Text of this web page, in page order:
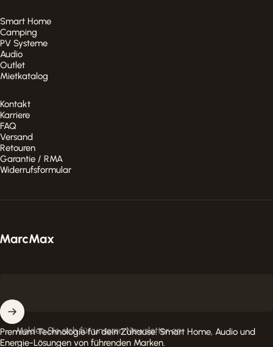
Smart Home
Camping
PV Systeme
Audio
Outlet
Mietkatalog
Kontakt
Karriere
FAQ
Versand
Retouren
Garantie / RMA
Widerrufsformular
MarcMax Shop
Melden Sie sich für unseren Newsletter an
Premium Technologie für dein Zuhause. Smart Home, Audio und
Energie-Lösungen von führenden Marken.